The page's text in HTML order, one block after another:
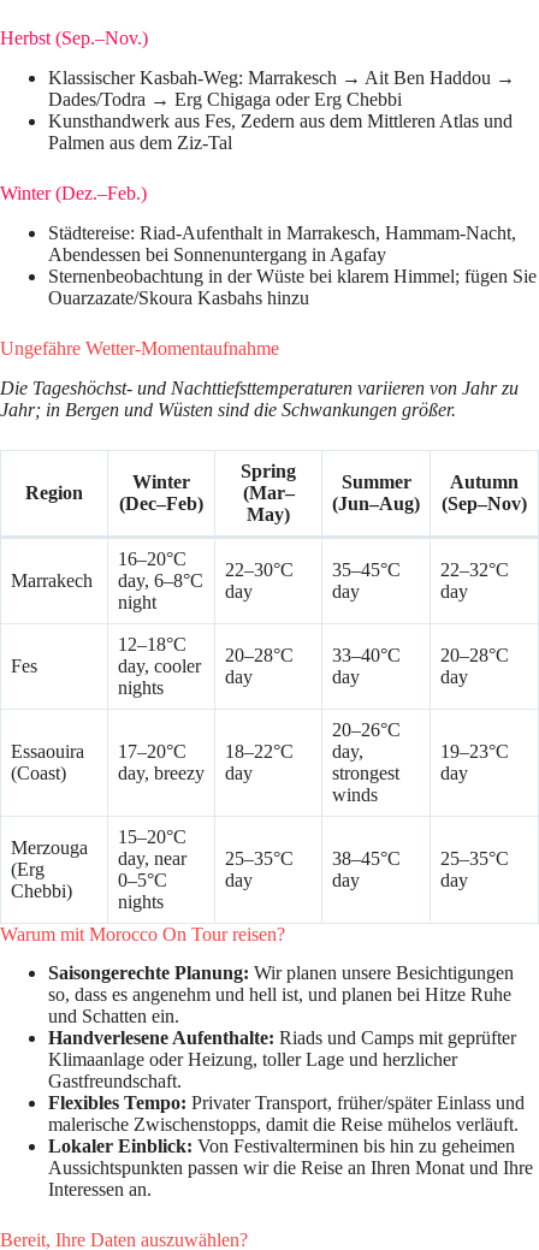
Herbst (Sep.–Nov.)
Klassischer Kasbah-Weg: Marrakesch → Ait Ben Haddou →
Dades/Todra → Erg Chigaga oder Erg Chebbi
Kunsthandwerk aus Fes, Zedern aus dem Mittleren Atlas und
Palmen aus dem Ziz-Tal
Winter (Dez.–Feb.)
Städtereise: Riad-Aufenthalt in Marrakesch, Hammam-Nacht,
Abendessen bei Sonnenuntergang in Agafay
Sternenbeobachtung in der Wüste bei klarem Himmel; fügen Sie
Ouarzazate/Skoura Kasbahs hinzu
Ungefähre Wetter-Momentaufnahme
Die Tageshöchst- und Nachttiefsttemperaturen variieren von Jahr zu
Jahr; in Bergen und Wüsten sind die Schwankungen größer.
Region
Winter
(Dec–Feb)
Spring
(Mar–
May)
Summer
(Jun–Aug)
Autumn
(Sep–Nov)
Marrakech
16–20°C
day, 6–8°C
night
22–30°C
day
35–45°C
day
22–32°C
day
Fes
12–18°C
day, cooler
nights
20–28°C
day
33–40°C
day
20–28°C
day
Essaouira
(Coast)
17–20°C
day, breezy
18–22°C
day
20–26°C
day,
strongest
winds
19–23°C
day
Merzouga
(Erg
Chebbi)
15–20°C
day, near
0–5°C
nights
25–35°C
day
38–45°C
day
25–35°C
day
Warum mit Morocco On Tour reisen?
Saisongerechte Planung: Wir planen unsere Besichtigungen
so, dass es angenehm und hell ist, und planen bei Hitze Ruhe
und Schatten ein.
Handverlesene Aufenthalte: Riads und Camps mit geprüfter
Klimaanlage oder Heizung, toller Lage und herzlicher
Gastfreundschaft.
Flexibles Tempo: Privater Transport, früher/später Einlass und
malerische Zwischenstopps, damit die Reise mühelos verläuft.
Lokaler Einblick: Von Festivalterminen bis hin zu geheimen
Aussichtspunkten passen wir die Reise an Ihren Monat und Ihre
Interessen an.
Bereit, Ihre Daten auszuwählen?